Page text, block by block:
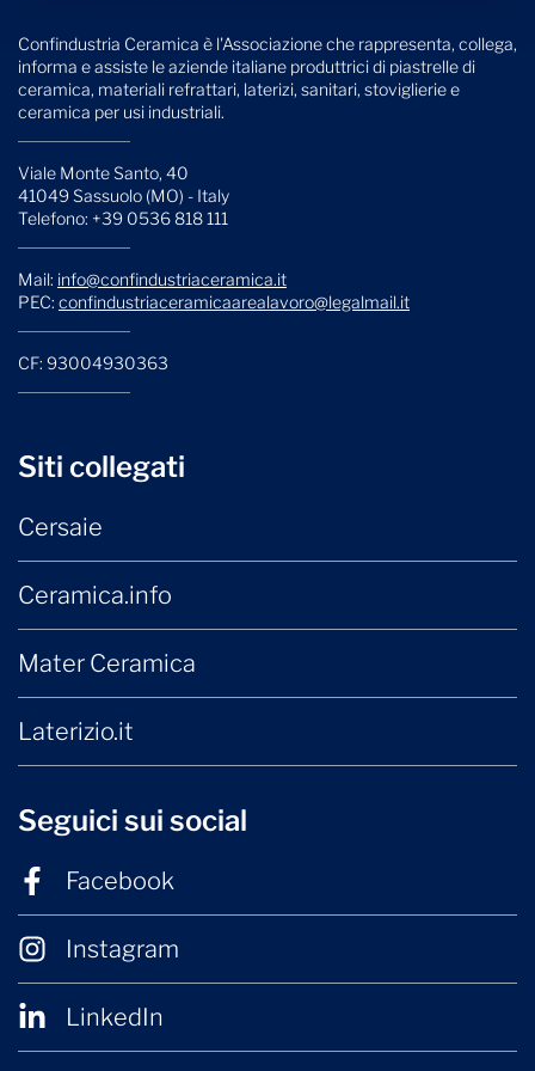
Confindustria Ceramica è l'Associazione che rappresenta, collega,
informa e assiste le aziende italiane produttrici di piastrelle di
ceramica, materiali refrattari, laterizi, sanitari, stoviglierie e
ceramica per usi industriali.
Viale Monte Santo, 40
41049 Sassuolo (MO) - Italy
Telefono: +39 0536 818 111
Mail: info@confindustriaceramica.it
PEC: confindustriaceramicaarealavoro@legalmail.it
CF: 93004930363
Siti collegati
Cersaie
Ceramica.info
Mater Ceramica
Laterizio.it
Seguici sui social
Facebook
Instagram
LinkedIn